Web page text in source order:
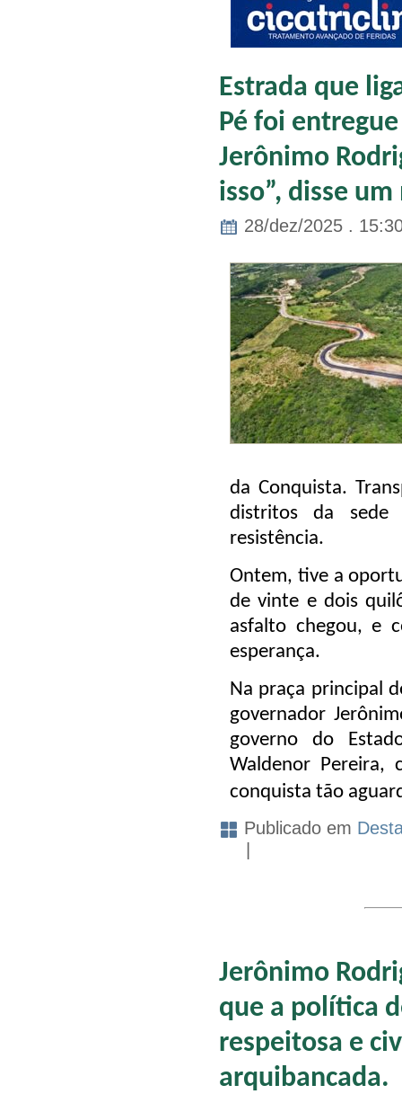
Estrada que
Pé foi
Jerônimo
isso”, disse
28/dez/2025 .
da Conquista.
distritos da sede
resistência.
Ontem, tive a
de vinte e dois
asfalto chegou, e
esperança.
Na praça principal
governador
governo do
Waldenor Pereira,
conquista tão
Publicado em
|
Jerônimo
que a política
respeitosa e
arquibancada.